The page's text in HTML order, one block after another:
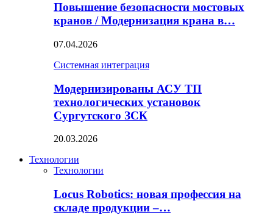
Повышение безопасности мостовых
кранов / Модернизация крана в…
07.04.2026
Системная интеграция
Модернизированы АСУ ТП
технологических установок
Сургутского ЗСК
20.03.2026
Технологии
Технологии
Locus Robotics: новая профессия на
складе продукции –…